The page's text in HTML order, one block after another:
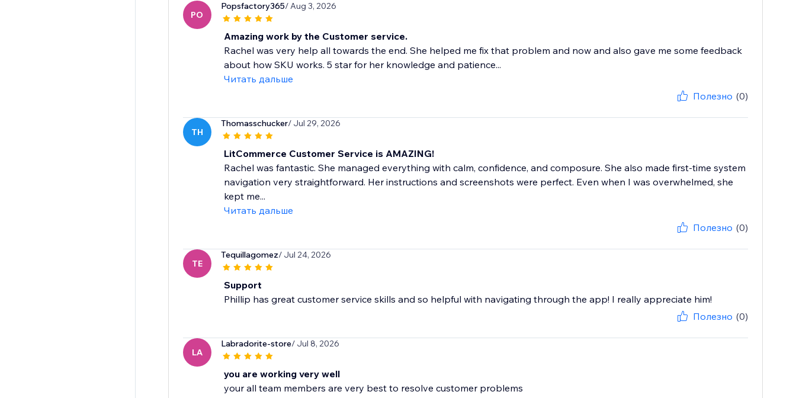
PO
Popsfactory365/ Aug 3, 2026
Amazing work by the Customer service.
Rachel was very help all towards the end. She helped me fix that problem and now and also gave me some feedback
about how SKU works. 5 star for her knowledge and patience...
Читать дальше
Полезно (0)
TH
Thomasschucker/ Jul 29, 2026
LitCommerce Customer Service is AMAZING!
Rachel was fantastic. She managed everything with calm, confidence, and composure. She also made first-time system
navigation very straightforward. Her instructions and screenshots were perfect. Even when I was overwhelmed, she
kept me...
Читать дальше
Полезно (0)
TE
Tequillagomez/ Jul 24, 2026
Support
Phillip has great customer service skills and so helpful with navigating through the app! I really appreciate him!
Полезно (0)
LA
Labradorite-store/ Jul 8, 2026
you are working very well
your all team members are very best to resolve customer problems